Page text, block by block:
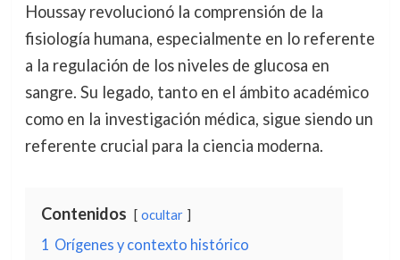
Houssay revolucionó la comprensión de la
fisiología humana, especialmente en lo referente
a la regulación de los niveles de glucosa en
sangre. Su legado, tanto en el ámbito académico
como en la investigación médica, sigue siendo un
referente crucial para la ciencia moderna.
Contenidos ocultar
1 Orígenes y contexto histórico